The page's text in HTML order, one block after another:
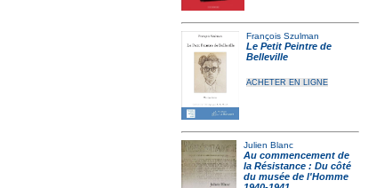
François Szulman
Le Petit Peintre de
Belleville
ACHETER EN LIGNE
Julien Blanc
Au commencement de
la Résistance : Du côté
du musée de l'Homme